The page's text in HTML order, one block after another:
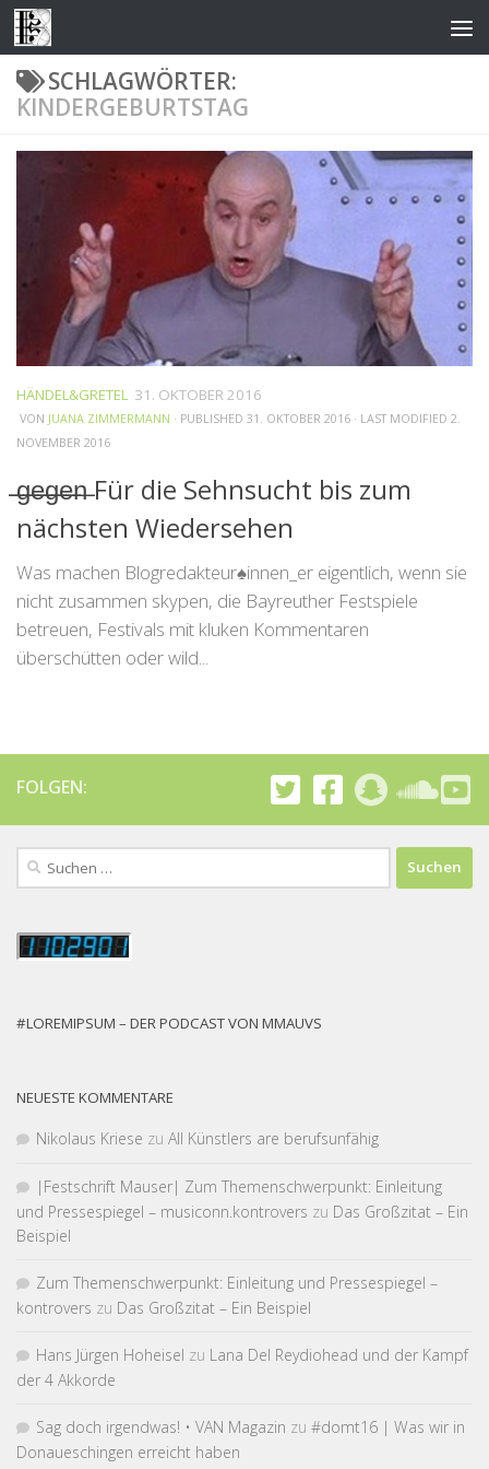
Zum Inhalt springen
SCHLAGWÖRTER:
KINDERGEBURTSTAG
HÄNDEL&GRETEL 31. OKTOBER 2016
VON JUANA ZIMMERMANN · PUBLISHED 31. OKTOBER 2016 · LAST MODIFIED 2.
NOVEMBER 2016
̶̶g̶̶e̶̶g̶̶e̶̶n̶ Für die Sehnsucht bis zum
nächsten Wiedersehen
Was machen Blogredakteur♠innen_er eigentlich, wenn sie
nicht zusammen skypen, die Bayreuther Festspiele
betreuen, Festivals mit kluken Kommentaren
überschütten oder wild...
FOLGEN:
Suchen
#LOREMIPSUM – DER PODCAST VON MMAUVS
NEUESTE KOMMENTARE
Nikolaus Kriese zu All Künstlers are berufsunfähig
|Fest­schrift Mauser| Zum Themen­schwer­punkt: Einleitung
und Pressespiegel – musiconn.kontrovers zu Das Großzitat – Ein
Beispiel
Zum Themen­schwer­punkt: Einleitung und Pressespiegel –
kontrovers zu Das Großzitat – Ein Beispiel
Hans Jürgen Hoheisel zu Lana Del Reydiohead und der Kampf
der 4 Akkorde
Sag doch irgendwas! • VAN Magazin zu #domt16 | Was wir in
Donaueschingen erreicht haben